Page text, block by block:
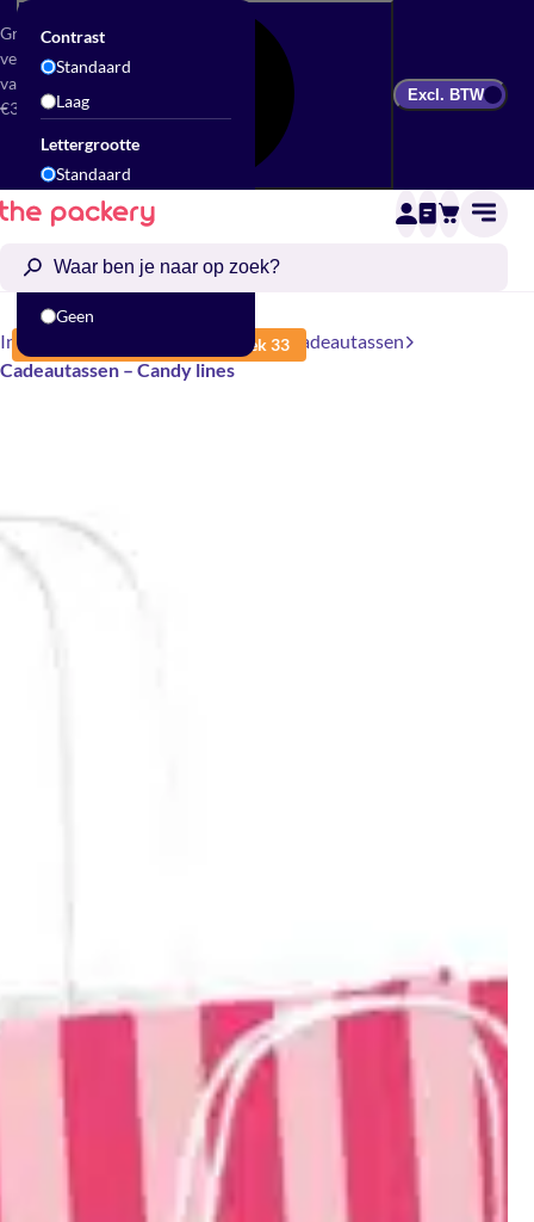
Gratis
verzending
vanaf
€300
Contrast
Standaard
Laag
Lettergrootte
Standaard
Groot
Geen
Excl. BTW
Vertraagd, leverbaar vanaf week 33
Inpakken Cadeauzakjes & Tassen Cadeautassen
Cadeautassen – Candy lines